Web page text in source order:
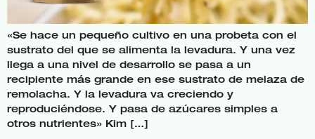
«Se hace un pequeño cultivo en una probeta con el
sustrato del que se alimenta la levadura. Y una vez
llega a una nivel de desarrollo se pasa a un
recipiente más grande en ese sustrato de melaza de
remolacha. Y la levadura va creciendo y
reproduciéndose. Y pasa de azúcares simples a
otros nutrientes» Kim […]